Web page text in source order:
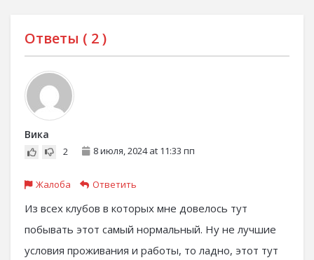
Ответы ( 2)
Вика
2 8 июля, 2024 at 11:33 пп
Жалоба Ответить
Из всех клубов в которых мне довелось тут
побывать этот самый нормальный. Ну не лучшие
условия проживания и работы, то ладно, этот тут